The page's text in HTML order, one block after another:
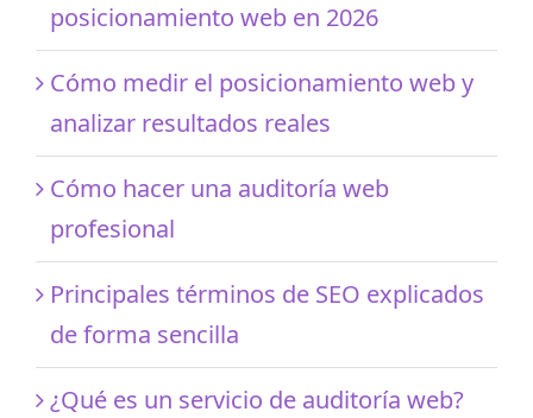
posicionamiento web en 2026
Cómo medir el posicionamiento web y
analizar resultados reales
Cómo hacer una auditoría web
profesional
Principales términos de SEO explicados
de forma sencilla
¿Qué es un servicio de auditoría web?